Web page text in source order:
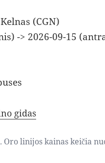
(CGN)
-> 2026-09-15
gidas
Oro linijos kainas keičia